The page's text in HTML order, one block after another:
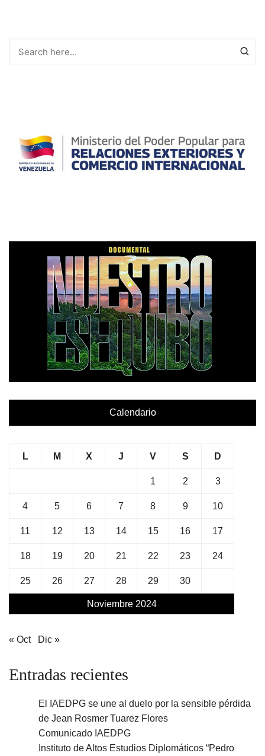
Calendario
Noviembre 2024
L M X J V S D
1 2 3
4 5 6 7 8 9 10
11 12 13 14 15 16 17
18 19 20 21 22 23 24
25 26 27 28 29 30
« Oct Dic »
Entradas recientes
El IAEDPG se une al duelo por la sensible pérdida
de Jean Rosmer Tuarez Flores
Comunicado IAEDPG
Instituto de Altos Estudios Diplomáticos “Pedro